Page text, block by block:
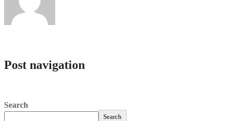
Post navigation
Search
Search